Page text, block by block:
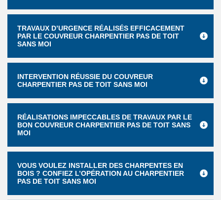
TRAVAUX D’URGENCE RÉALISÉS EFFICACEMENT
PAR LE COUVREUR CHARPENTIER PAS DE TOIT
SANS MOI
INTERVENTION RÉUSSIE DU COUVREUR
CHARPENTIER PAS DE TOIT SANS MOI
RÉALISATIONS IMPECCABLES DE TRAVAUX PAR LE
BON COUVREUR CHARPENTIER PAS DE TOIT SANS
MOI
VOUS VOULEZ INSTALLER DES CHARPENTES EN
BOIS ? CONFIEZ L’OPÉRATION AU CHARPENTIER
PAS DE TOIT SANS MOI